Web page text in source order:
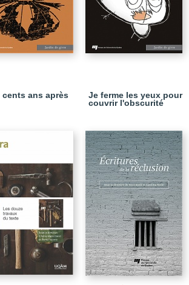
cents ans après
Je ferme les yeux pour
couvrir l'obscurité